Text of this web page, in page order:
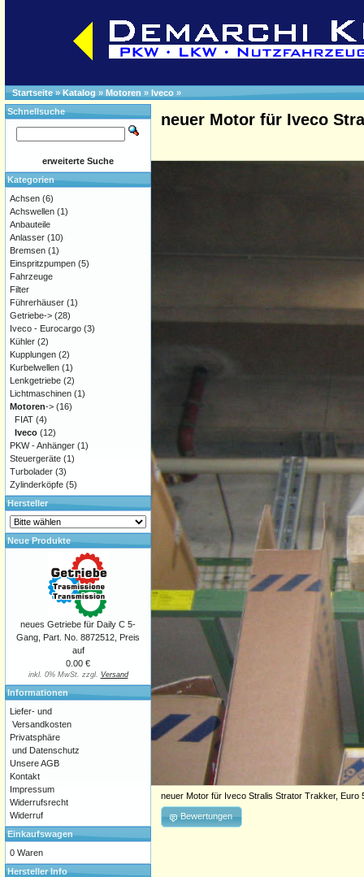
Startseite»Katalog » Motoren » Iveco »
neuer Motor für Iveco
neuer Motor für Iveco Stralis Strator Trakker, Euro
Bewertungen
Schnellsuche
erweiterte Suche
Kategorien
Achsen (6)
Achswellen (1)
Anbauteile
Anlasser (10)
Bremsen (1)
Einspritzpumpen (5)
Fahrzeuge
Filter
Führerhäuser (1)
Getriebe-> (28)
Iveco - Eurocargo (3)
Kühler (2)
Kupplungen (2)
Kurbelwellen (1)
Lenkgetriebe (2)
Lichtmaschinen (1)
Motoren-> (16)
FIAT (4)
Iveco (12)
PKW - Anhänger (1)
Steuergeräte (1)
Turbolader (3)
Zylinderköpfe (5)
Hersteller
Neue Produkte
neues Getriebe für Daily C 5-
Gang, Part. No. 8872512, Preis
auf
0.00 €
inkl. 0% MwSt. zzgl. Versand
Informationen
Liefer- und
Versandkosten
Privatsphäre
und Datenschutz
Unsere AGB
Kontakt
Impressum
Widerrufsrecht
Widerruf
Einkaufswagen
0 Waren
Hersteller Info